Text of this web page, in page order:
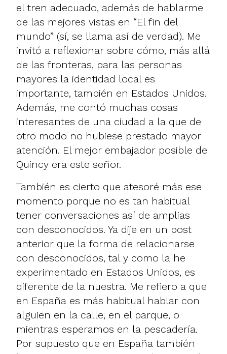
el tren adecuado, además de hablarme
de las mejores vistas en “El fin del
mundo” (sí, se llama así de verdad). Me
invitó a reflexionar sobre cómo, más allá
de las fronteras, para las personas
mayores la identidad local es
importante, también en Estados Unidos.
Además, me contó muchas cosas
interesantes de una ciudad a la que de
otro modo no hubiese prestado mayor
atención. El mejor embajador posible de
Quincy era este señor.
También es cierto que atesoré más ese
momento porque no es tan habitual
tener conversaciones así de amplias
con desconocidos. Ya dije en un post
anterior que la forma de relacionarse
con desconocidos, tal y como la he
experimentado en Estados Unidos, es
diferente de la nuestra. Me refiero a que
en España es más habitual hablar con
alguien en la calle, en el parque, o
mientras esperamos en la pescadería.
Por supuesto que en España también